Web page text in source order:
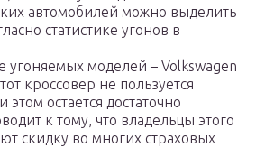
автомобилей можно выделить
статистике угонов в
угоняемых моделей – Volkswagen
кроссовер не пользуется
остается достаточно
к тому, что владельцы этого
скидку во многих страховых